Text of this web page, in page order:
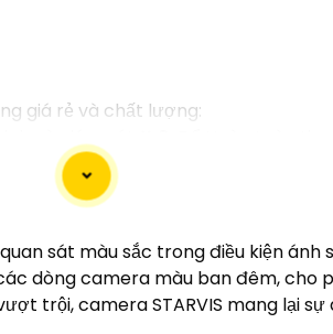
giá rẻ và chất lượng:
3:Mức giá của Camera
lượng của Camera Dahua được
Dahua chính hãng, giá rẻ và
sát màu sắc trong điều kiện
dòng camera màu ban đêm, cho
trội, camera STARVIS mang lại